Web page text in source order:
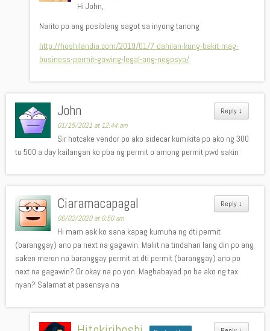
Hi John,
Narito po ang posibleng sagot sa inyong tanong
http://hoshilandia.com/2019/01/7-dahilan-kung-bakit-mag-
business-permit-gawing-legal-ang-negosyo/
Reply ↓
John
01/15/2021 at 12:44 am
Sir hotcake vendor po ako sidecar kumikita po ako ng 300
to 500 a day kailangan ko pba ng permit o among permit pwd sakin
Reply ↓
Ciaramacapagal
06/02/2020 at 6:50 am
Hi mam ask ko sana kapag kumuha ng dti permit
(baranggay) ano pa next na gagawin. Maliit na tindahan lang din po ang
saken meron na baranggay permit at dti permit (baranggay) ano po
next na gagawin? Or okay na po yon. Magbabayad po ba ako ng tax
nyan? Salamat at pasensya na